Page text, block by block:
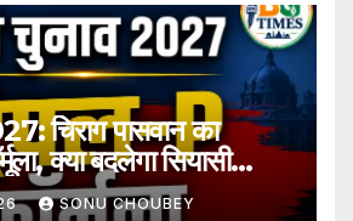
चिराग पासवान का
क्या बदलेगा सियासी
SONU CHOUBEY